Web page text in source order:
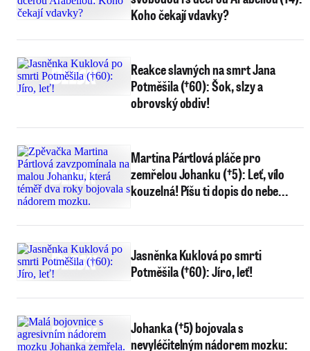
Koho čekají vdavky?
Reakce slavných na smrt Jana
Potměšila (†60): Šok, slzy a
obrovský obdiv!
Martina Pártlová pláče pro
zemřelou Johanku (†5): Leť, vílo
kouzelná! Píšu ti dopis do nebe...
Jasněnka Kuklová po smrti
Potměšila (†60): Jíro, leť!
Johanka (†5) bojovala s
nevyléčitelným nádorem mozku: